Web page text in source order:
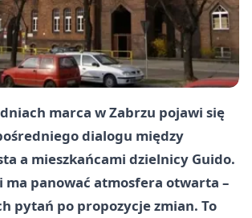
marca w Zabrzu pojawi się
dialogu między
a mieszkańcami dzielnicy Guido.
ma panować atmosfera otwarta –
pytań po propozycje zmian. To